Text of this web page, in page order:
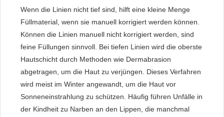
Wenn die Linien nicht tief sind, hilft eine kleine Menge
Füllmaterial, wenn sie manuell korrigiert werden können.
Können die Linien manuell nicht korrigiert werden, sind
feine Füllungen sinnvoll. Bei tiefen Linien wird die oberste
Hautschicht durch Methoden wie Dermabrasion
abgetragen, um die Haut zu verjüngen. Dieses Verfahren
wird meist im Winter angewandt, um die Haut vor
Sonneneinstrahlung zu schützen. Häufig führen Unfälle in
der Kindheit zu Narben an den Lippen, die manchmal